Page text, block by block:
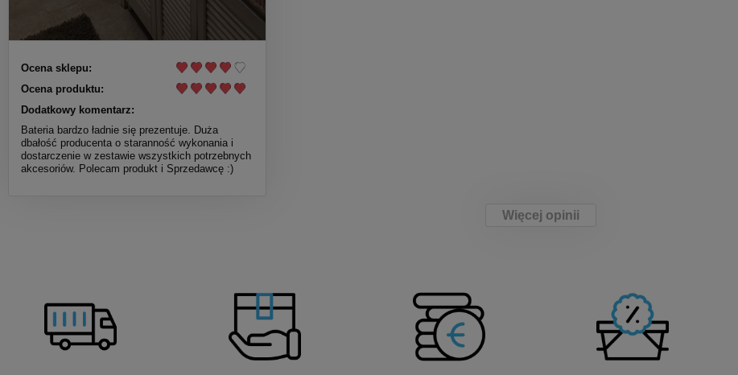
Ocena sklepu:
Ocena produktu:
Dodatkowy komentarz:
Bateria bardzo ładnie się prezentuje. Duża
dbałość producenta o staranność wykonania i
dostarczenie w zestawie wszystkich potrzebnych
akcesoriów. Polecam produkt i Sprzedawcę :)
Więcej opinii